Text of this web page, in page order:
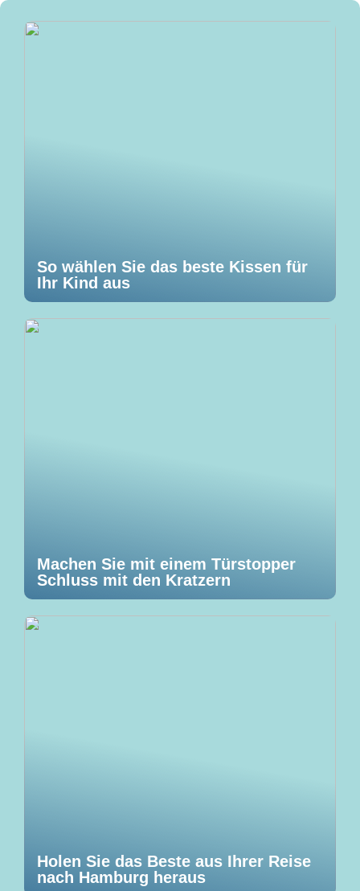
So wählen Sie das beste Kissen für
Ihr Kind aus
Machen Sie mit einem Türstopper
Schluss mit den Kratzern
Holen Sie das Beste aus Ihrer Reise
nach Hamburg heraus